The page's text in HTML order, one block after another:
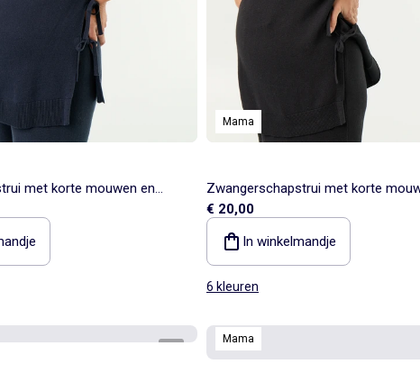
met korte mouwen en
Mama
Zwangerschapstrui met korte
vetersplitten
€ 20,00
In winkelmandje
6 kleuren
Mama